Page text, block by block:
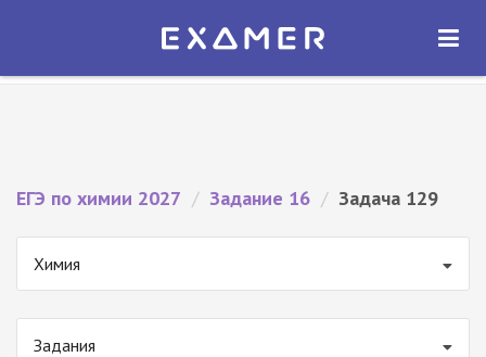
Экзамер — ЕГЭ 2027
ОТКРЫТЬ
ЕГЭ по химии 2027 / Задание 16 / Задача 129
Химия
Задания